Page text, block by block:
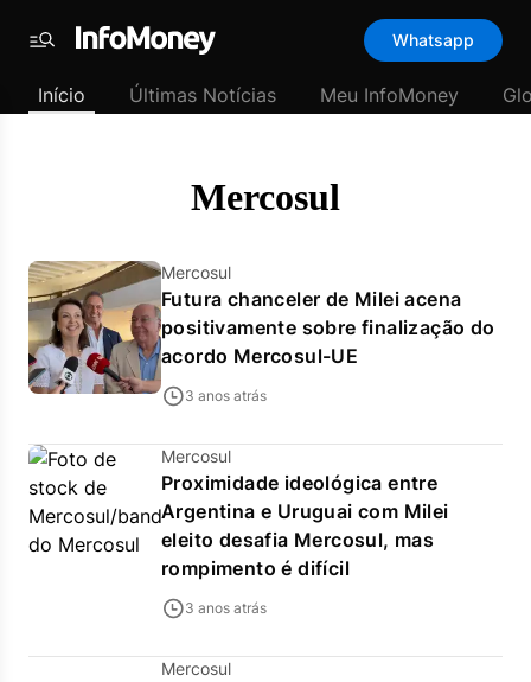
padrão
Últimas
Menu
Whatsapp
Início Últimas Notícias Meu InfoMoney
Mercosul
Mercosul
Futura chanceler de Milei acena
positivamente sobre finalização do
acordo Mercosul-UE
3 anos atrás
Mercosul
Proximidade ideológica entre
Argentina e Uruguai com Milei
eleito desafia Mercosul, mas
rompimento é difícil
3 anos atrás
Mercosul